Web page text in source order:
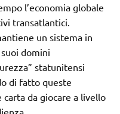
l’economia globale
transatlantici.
un sistema in
domini
statunitensi
di fatto queste
da giocare a livello